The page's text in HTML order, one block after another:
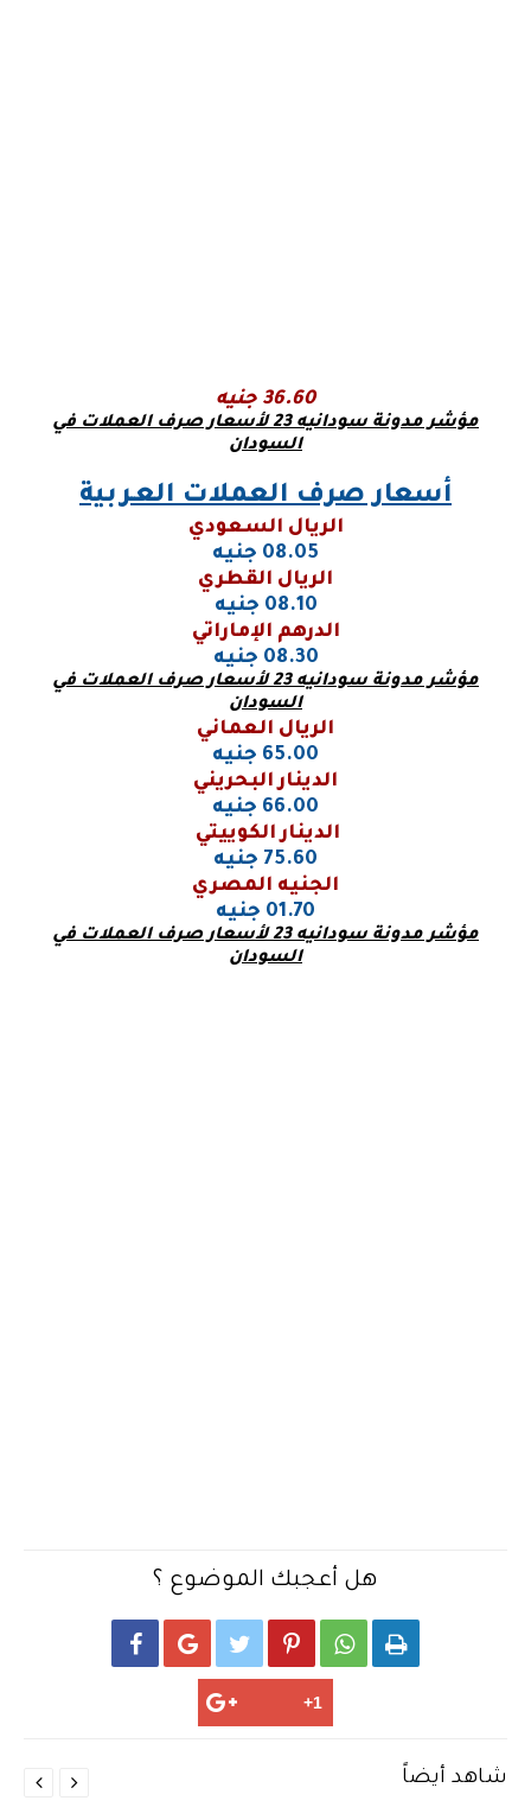
36.60 جنيه
مؤشر مدونة سودانيه 23 لأسعار صرف العملات في
السودان
أسعار صرف العملات العـربية
الريال السعودي
08.05 جنيه
الريال القطري
08.10 جنيه
الدرهم الإماراتي
08.30 جنيه
مؤشر مدونة سودانيه 23 لأسعار صرف العملات في
السودان
الريال العماني
65.00 جنيه
الدينار البحريني
66.00 جنيه
الدينار الكوييتي
75.60 جنيه
الجنيه المصري
01.70 جنيه
مؤشر مدونة سودانيه 23 لأسعار صرف العملات في
السودان
هل أعجبك الموضوع ؟
     
شاهد أيضاً 
